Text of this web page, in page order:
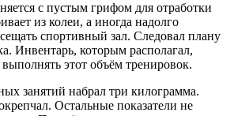
с пустым грифом для отработки
из колеи, а иногда надолго
спортивный зал. Следовал плану
Инвентарь, которым располагал,
этот объём тренировок.
занятий набрал три килограмма.
Остальные показатели не